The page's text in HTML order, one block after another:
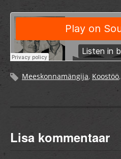
Meeskonnamängija, Koostöö,
Lisa kommentaar